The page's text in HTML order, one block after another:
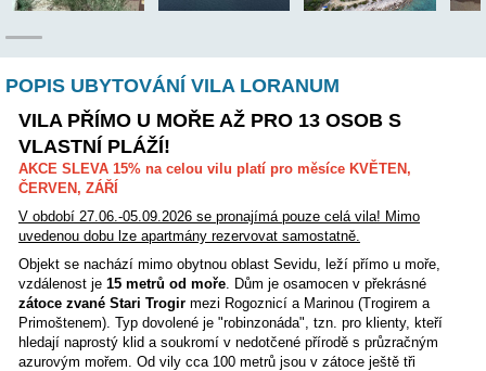
POPIS UBYTOVÁNÍ VILA LORANUM